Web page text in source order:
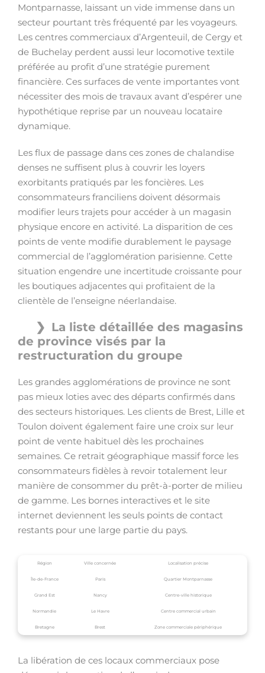
Montparnasse, laissant un vide immense dans un
secteur pourtant très fréquenté par les voyageurs.
Les centres commerciaux d’Argenteuil, de Cergy et
de Buchelay perdent aussi leur locomotive textile
préférée au profit d’une stratégie purement
financière. Ces surfaces de vente importantes vont
nécessiter des mois de travaux avant d’espérer une
hypothétique reprise par un nouveau locataire
dynamique.
Les flux de passage dans ces zones de chalandise
denses ne suffisent plus à couvrir les loyers
exorbitants pratiqués par les foncières. Les
consommateurs franciliens doivent désormais
modifier leurs trajets pour accéder à un magasin
physique encore en activité. La disparition de ces
points de vente modifie durablement le paysage
commercial de l’agglomération parisienne. Cette
situation engendre une incertitude croissante pour
les boutiques adjacentes qui profitaient de la
clientèle de l’enseigne néerlandaise.
La liste détaillée des magasins
de province visés par la
restructuration du groupe
Les grandes agglomérations de province ne sont
pas mieux loties avec des départs confirmés dans
des secteurs historiques. Les clients de Brest, Lille et
Toulon doivent également faire une croix sur leur
point de vente habituel dès les prochaines
semaines. Ce retrait géographique massif force les
consommateurs fidèles à revoir totalement leur
manière de consommer du prêt-à-porter de milieu
de gamme. Les bornes interactives et le site
internet deviennent les seuls points de contact
restants pour une large partie du pays.
Région Ville concernée Localisation précise
Île-de-France Paris Quartier Montparnasse
Grand Est Nancy Centre-ville historique
Normandie Le Havre Centre commercial urbain
Bretagne Brest Zone commerciale périphérique
La libération de ces locaux commerciaux pose